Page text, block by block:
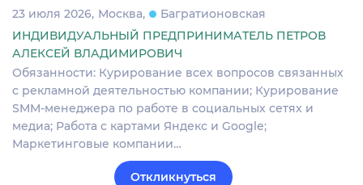
23 июля 2026 Москва
Багратионовская
ИНДИВИДУАЛЬНЫЙ ПРЕДПРИНИМАТЕЛЬ ПЕТРОВ
АЛЕКСЕЙ ВЛАДИМИРОВИЧ
Обязанности: Курирование всех вопросов связанных
с рекламной деятельностью компании; Курирование
SMM-менеджера по работе в социальных сетях и
медиа; Работа с картами Яндекс и Google;
Маркетинговые компании…
Откликнуться